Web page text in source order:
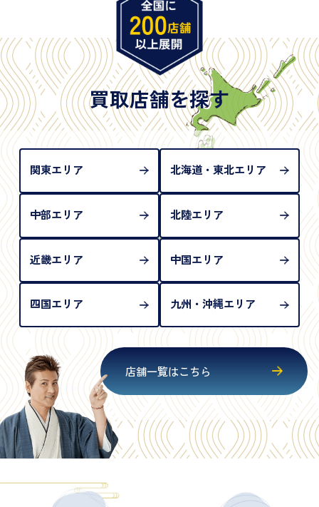
※原則として「公的機関が発行し、氏名、住所、生
年月日が記載されているもの
※日本国政府発行のもの
※2020年2月4日以降に申請された新型パスポートに
は「所持人記入欄（住所記載欄）」が存在しないた
め、単体では古物営業法上の本人確認書類として認
められない（住所確認ができないため）。補助書類
が必要となります
買取店舗を探す
関東エリア 北海道・東北エリア
中部エリア 北陸エリア
近畿エリア 中国エリア
四国エリア 九州・沖縄エリア
店舗一覧はこちら